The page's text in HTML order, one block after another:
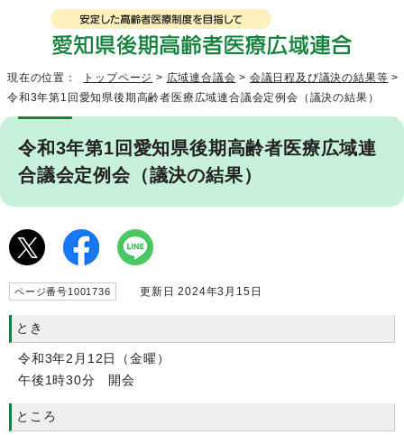
現在の位置： トップページ > 広域連合議会 > 会議日程及び議決の結果等 >
令和3年第1回愛知県後期高齢者医療広域連合議会定例会（議決の結果）
令和3年第1回愛知県後期高齢者医療広域連
合議会定例会（議決の結果）
ページ番号1001736 更新日 2024年3月15日
とき
令和3年2月12日（金曜）
午後1時30分 開会
ところ